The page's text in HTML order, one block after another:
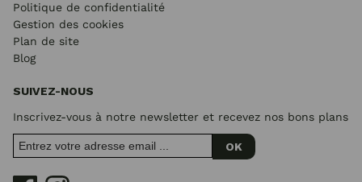
Politique de confidentialité
Gestion des cookies
Plan de site
Blog
SUIVEZ-NOUS
Inscrivez-vous à notre newsletter et recevez nos bons plans
OK